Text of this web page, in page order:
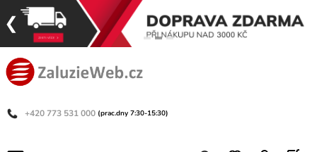
+420 773 531 000 (prac.dny 7:30-15:30)